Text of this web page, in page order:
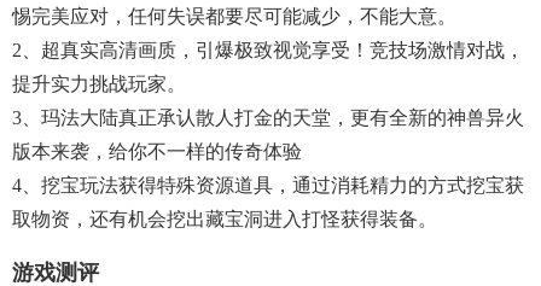
惕完美应对，任何失误都要尽可能减少，不能大意。
2、超真实高清画质，引爆极致视觉享受！竞技场激情对战，
提升实力挑战玩家。
3、玛法大陆真正承认散人打金的天堂，更有全新的神兽异火
版本来袭，给你不一样的传奇体验
4、挖宝玩法获得特殊资源道具，通过消耗精力的方式挖宝获
取物资，还有机会挖出藏宝洞进入打怪获得装备。
游戏测评